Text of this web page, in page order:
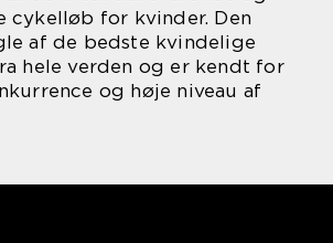
cykelløb for kvinder. Den
af de bedste kvindelige
hele verden og er kendt for
og høje niveau af